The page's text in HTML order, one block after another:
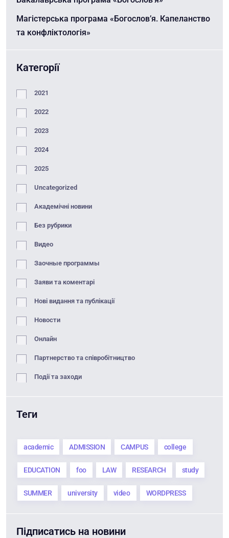
Магістерська програма «Богослов’я. Капеланство
та конфліктологія»
Категорії
2021
2022
2023
2024
2025
Uncategorized
Академічні новини
Без рубрики
Видео
Заочные программы
Заяви та коментарі
Нові видання та публікації
Новости
Онлайн
Партнерство та співробітництво
Події та заходи
Теги
academic ADMISSION CAMPUS college
EDUCATION foo LAW RESEARCH study
SUMMER university video WORDPRESS
Підписатись на новини